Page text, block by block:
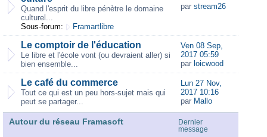
Quand l'esprit du libre pénètre le domaine
culturel...
Sous-forum:
Framartlibre
par stream26
Le comptoir de l'éducation
Le libre et l'école vont (ou devraient aller) si
bien ensemble...
Ven 08 Sep,
2017 05:59
par loicwood
Le café du commerce
Tout ce qui est un peu hors-sujet mais qui
peut se partager...
Lun 27 Nov,
2017 10:16
par Mallo
Autour du réseau Framasoft
Dernier
message